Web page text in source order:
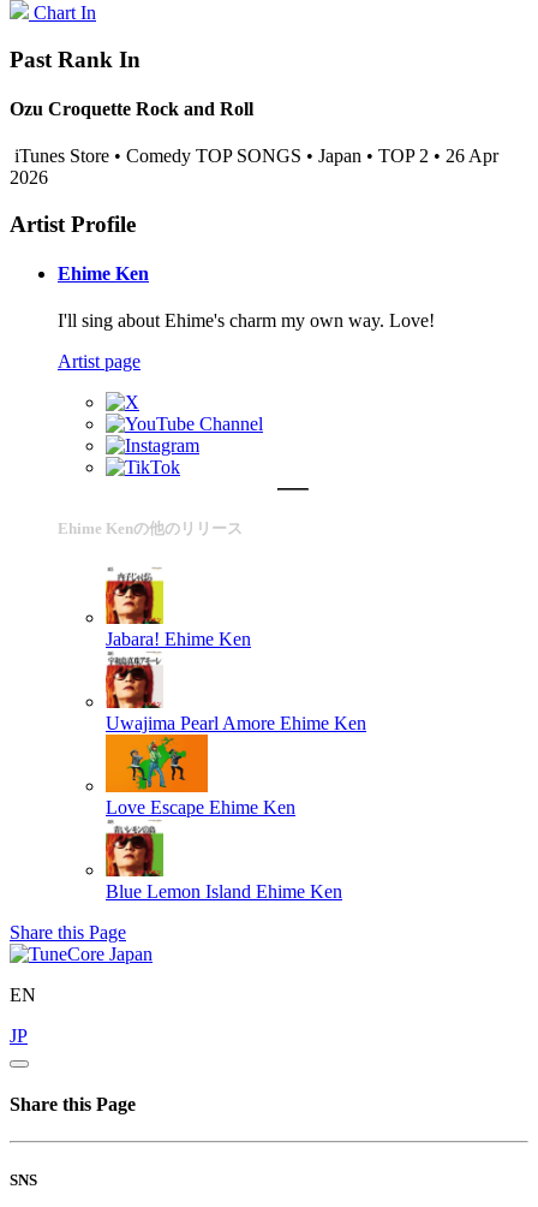
Chart In
Past Rank In
Ozu Croquette Rock and Roll
iTunes Store • Comedy TOP SONGS • Japan • TOP 2 • 26 Apr
2026
Artist Profile
Ehime Ken
I'll sing about Ehime's charm my own way. Love!
Artist page
Ehime Kenの他のリリース
Jabara! Ehime Ken
Uwajima Pearl Amore Ehime Ken
Love Escape Ehime Ken
Blue Lemon Island Ehime Ken
Share this Page
EN
JP
Share this Page
SNS